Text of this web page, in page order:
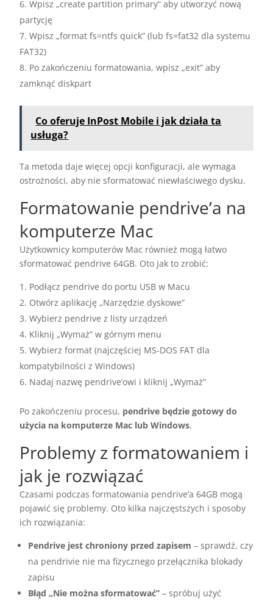
Wpisz „create partition primary” aby utworzyć nową
partycję
Wpisz „format fs=ntfs quick” (lub fs=fat32 dla systemu
FAT32)
Po zakończeniu formatowania, wpisz „exit” aby
zamknąć diskpart
Co oferuje InPost Mobile i jak działa ta
usługa?
Ta metoda daje więcej opcji konfiguracji, ale wymaga
ostrożności, aby nie sformatować niewłaściwego dysku.
Formatowanie pendrive’a na
komputerze Mac
Użytkownicy komputerów Mac również mogą łatwo
sformatować pendrive 64GB. Oto jak to zrobić:
Podłącz pendrive do portu USB w Macu
Otwórz aplikację „Narzędzie dyskowe”
Wybierz pendrive z listy urządzeń
Kliknij „Wymaż” w górnym menu
Wybierz format (najczęściej MS-DOS FAT dla
kompatybilności z Windows)
Nadaj nazwę pendrive’owi i kliknij „Wymaż”
Po zakończeniu procesu, pendrive będzie gotowy do
użycia na komputerze Mac lub Windows.
Problemy z formatowaniem i
jak je rozwiązać
Czasami podczas formatowania pendrive’a 64GB mogą
pojawić się problemy. Oto kilka najczęstszych i sposoby
ich rozwiązania:
Pendrive jest chroniony przed zapisem – sprawdź, czy
na pendrivie nie ma fizycznego przełącznika blokady
zapisu
Błąd „Nie można sformatować” – spróbuj użyć